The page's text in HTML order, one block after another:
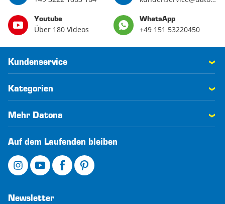
Youtube
Über 180 Videos
WhatsApp
+49 151 53220450
Kundenservice
Kategorien
Mehr Datona
Auf dem Laufenden bleiben
Newsletter